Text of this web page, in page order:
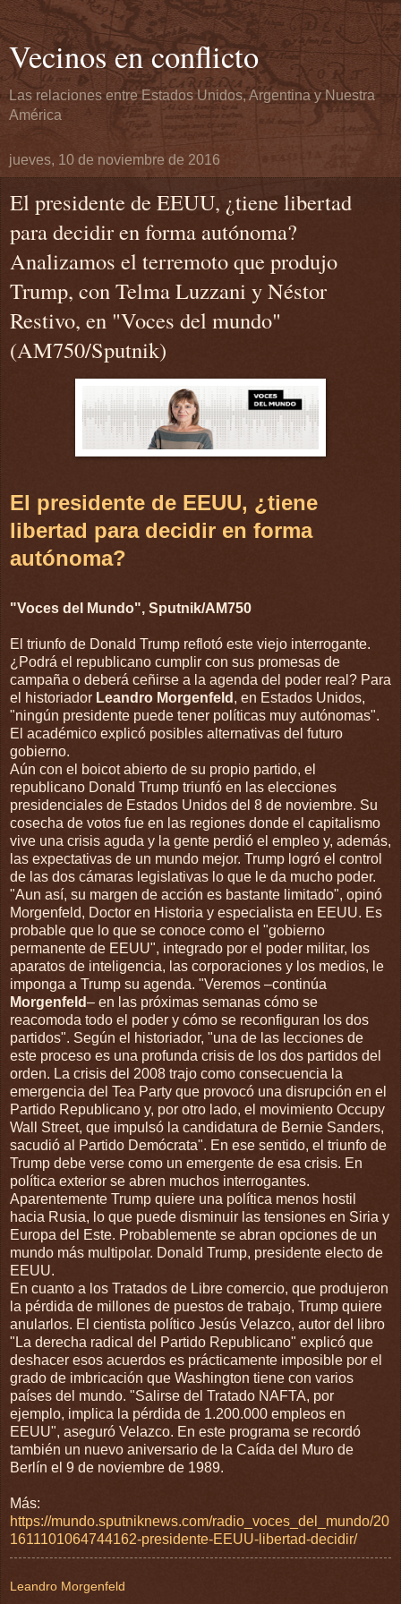
Vecinos en conflicto
Las relaciones entre Estados Unidos, Argentina y Nuestra
América
jueves, 10 de noviembre de 2016
El presidente de EEUU, ¿tiene libertad
para decidir en forma autónoma?
Analizamos el terremoto que produjo
Trump, con Telma Luzzani y Néstor
Restivo, en "Voces del mundo"
(AM750/Sputnik)
El presidente de EEUU, ¿tiene
libertad para decidir en forma
autónoma?
"Voces del Mundo", Sputnik/AM750
El triunfo de Donald Trump reflotó este viejo interrogante.
¿Podrá el republicano cumplir con sus promesas de
campaña o deberá ceñirse a la agenda del poder real? Para
el historiador Leandro Morgenfeld , en Estados Unidos,
"ningún presidente puede tener políticas muy autónomas".
El académico explicó posibles alternativas del futuro
gobierno.
Aún con el boicot abierto de su propio partido, el
republicano Donald Trump triunfó en las elecciones
presidenciales de Estados Unidos del 8 de noviembre. Su
cosecha de votos fue en las regiones donde el capitalismo
vive una crisis aguda y la gente perdió el empleo y, además,
las expectativas de un mundo mejor. Trump logró el control
de las dos cámaras legislativas lo que le da mucho poder.
"Aun así, su margen de acción es bastante limitado", opinó
Morgenfeld, Doctor en Historia y especialista en EEUU. Es
probable que lo que se conoce como el "gobierno
permanente de EEUU", integrado por el poder militar, los
aparatos de inteligencia, las corporaciones y los medios, le
imponga a Trump su agenda. "Veremos –continúa
Morgenfeld– en las próximas semanas cómo se
reacomoda todo el poder y cómo se reconfiguran los dos
partidos". Según el historiador, "una de las lecciones de
este proceso es una profunda crisis de los dos partidos del
orden. La crisis del 2008 trajo como consecuencia la
emergencia del Tea Party que provocó una disrupción en el
Partido Republicano y, por otro lado, el movimiento Occupy
Wall Street, que impulsó la candidatura de Bernie Sanders,
sacudió al Partido Demócrata". En ese sentido, el triunfo de
Trump debe verse como un emergente de esa crisis. En
política exterior se abren muchos interrogantes.
Aparentemente Trump quiere una política menos hostil
hacia Rusia, lo que puede disminuir las tensiones en Siria y
Europa del Este. Probablemente se abran opciones de un
mundo más multipolar. Donald Trump, presidente electo de
EEUU.
En cuanto a los Tratados de Libre comercio, que produjeron
la pérdida de millones de puestos de trabajo, Trump quiere
anularlos. El cientista político Jesús Velazco, autor del libro
"La derecha radical del Partido Republicano" explicó que
deshacer esos acuerdos es prácticamente imposible por el
grado de imbricación que Washington tiene con varios
países del mundo. "Salirse del Tratado NAFTA, por
ejemplo, implica la pérdida de 1.200.000 empleos en
EEUU", aseguró Velazco. En este programa se recordó
también un nuevo aniversario de la Caída del Muro de
Berlín el 9 de noviembre de 1989.
Más:
https://mundo.sputniknews.com/radio_voces_del_mundo/20
1611101064744162-presidente-EEUU-libertad-decidir/
Leandro Morgenfeld